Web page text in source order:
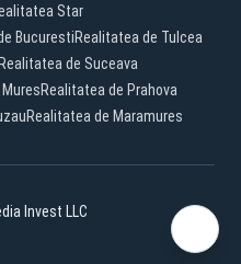
Star
BucurestiRealitatea de Tulcea
Realitatea de Suceava
Realitatea de Prahova
Realitatea de Maramures
Invest LLC